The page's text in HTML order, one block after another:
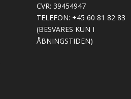
CVR: 39454947
TELEFON: +45 60 81 82 83
(BESVARES KUN I
ÅBNINGSTIDEN)